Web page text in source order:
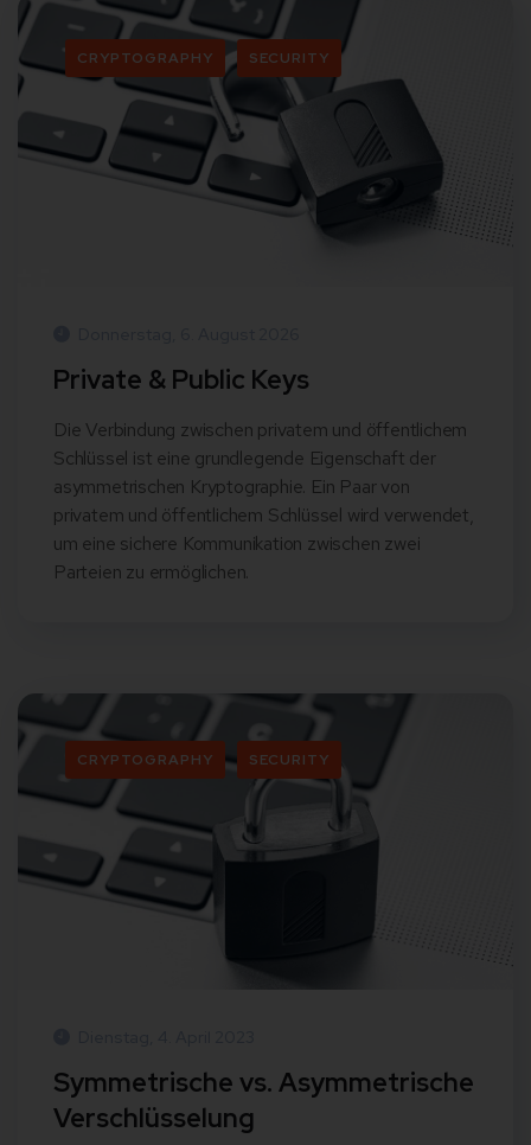
CRYPTOGRAPHY SECURITY
Private & Public Keys
Die Verbindung zwischen privatem und öffentlichem
Schlüssel ist eine grundlegende Eigenschaft der
asymmetrischen Kryptographie. Ein Paar von
privatem und öffentlichem Schlüssel wird verwendet,
um eine sichere Kommunikation zwischen zwei
Parteien zu ermöglichen.
CRYPTOGRAPHY SECURITY
Symmetrische vs. Asymmetrische
Verschlüsselung